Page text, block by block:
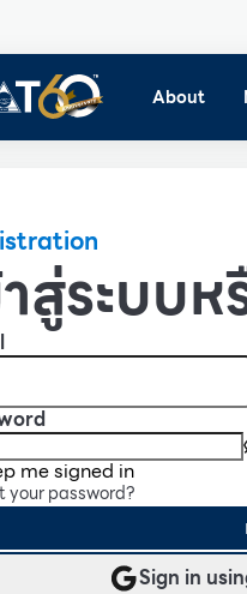
About
าสู่ระบบ
me signed in
your password?
Sign in